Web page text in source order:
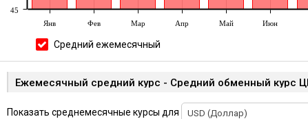
Янв Фев Мар Апр Май Июн
45
Средний ежемесячный
Ежемесячный cредний курс - Cредний обменный курс
Показать среднемесячные курсы для USD (Доллар)